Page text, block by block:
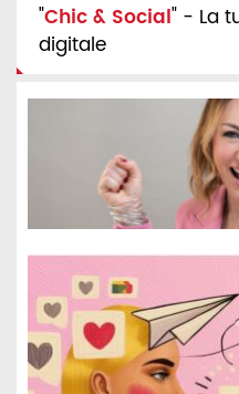
"Chic & Social" - La
digitale